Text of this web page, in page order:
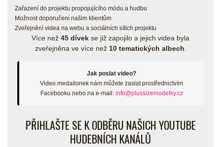
Zařazení do projektu propojujícího módu a hudbu
Možnost doporučení našim klientům
Zveřejnění videa na webu a sociálních sítích projektu
Více než 45 dívek se již zapojilo a jejich videa byla
zveřejněna ve více než 10 tematických albech
Jak poslat video?
Video medailonek nám můžete zaslat prostřednictvím
Facebooku nebo na e-mail: info@plussizemodelky.cz
PŘIHLAŠTE SE K ODBĚRU NAŠICH YOUTUBE
HUDEBNÍCH KANÁLŮ